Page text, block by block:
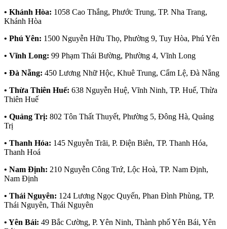
• Khánh Hòa: 1058 Cao Thắng, Phước Trung, TP. Nha Trang,
Khánh Hòa
• Phú Yên: 1500 Nguyễn Hữu Thọ, Phường 9, Tuy Hòa, Phú Yên
• Vĩnh Long: 99 Phạm Thái Bường, Phường 4, Vĩnh Long
• Đà Nẵng: 450 Lương Nhữ Hộc, Khuê Trung, Cẩm Lệ, Đà Nẵng
• Thừa Thiên Huế: 638 Nguyễn Huệ, Vĩnh Ninh, TP. Huế, Thừa
Thiên Huế
• Quảng Trị: 802 Tôn Thất Thuyết, Phường 5, Đông Hà, Quảng
Trị
• Thanh Hóa: 145 Nguyễn Trãi, P. Điện Biên, TP. Thanh Hóa,
Thanh Hoá
• Nam Định: 210 Nguyễn Công Trứ, Lộc Hoà, TP. Nam Định,
Nam Định
• Thái Nguyên: 124 Lương Ngọc Quyến, Phan Đình Phùng, TP.
Thái Nguyên, Thái Nguyên
• Yên Bái: 49 Bắc Cường, P. Yên Ninh, Thành phố Yên Bái, Yên